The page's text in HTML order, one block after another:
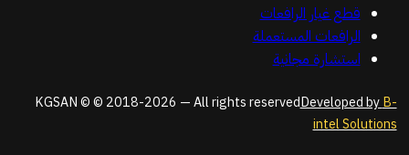
قطع غيار الرافعات
الرافعات المستعملة
استشارة مجانية
KGSAN © © 2018-2026 — All rights reservedDeveloped byB-
intel Solutions